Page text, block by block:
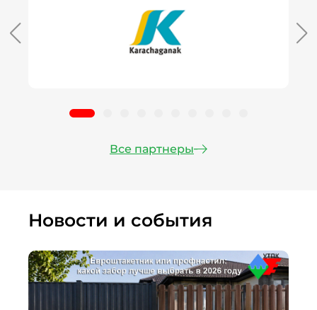
Все партнеры
Новости и события